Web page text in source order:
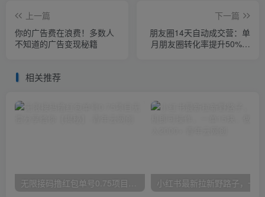
上一篇
你的广告费在浪费！多数人
不知道的广告变现秘籍
下一篇
朋友圈14天自动成交营：单
月朋友圈转化率提升50%，
相关推荐
无限接码撸红包单号0.75项目无偿分享给你【揭秘】